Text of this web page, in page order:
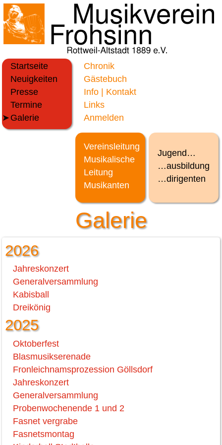
Startseite
Neuigkeiten
Presse
Termine
Galerie
Chronik
Gästebuch
Info | Kontakt
Links
Anmelden
Vereinsleitung
Musikalische
Leitung
Musikanten
Jugend…
…ausbildung
…dirigenten
Galerie
2026
Jahreskonzert
Generalversammlung
Kabisball
Dreikönig
2025
Oktoberfest
Blasmusikserenade
Fronleichnamsprozession Göllsdorf
Jahreskonzert
Generalversammlung
Probenwochenende 1 und 2
Fasnet vergrabe
Fasnetsmontag